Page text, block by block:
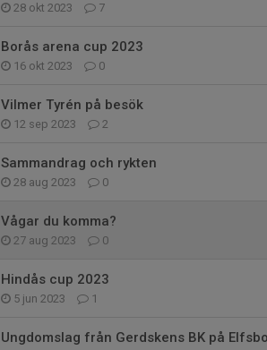
28 okt 2023 7
Borås arena cup 2023
16 okt 2023 0
Vilmer Tyrén på besök
12 sep 2023 2
Sammandrag och rykten
28 aug 2023 0
Vågar du komma?
27 aug 2023 0
Hindås cup 2023
5 jun 2023 1
Ungdomslag från Gerdskens BK på